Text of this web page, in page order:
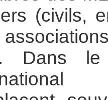
(civils,
Dans